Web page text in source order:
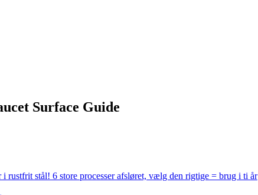
Surface Guide
rustfrit stål! 6 store processer afsløret, vælg den rigtige = brug i ti år